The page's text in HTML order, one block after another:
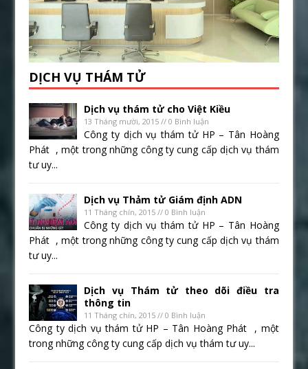
DỊCH VỤ THÁM TỬ
Dịch vụ thám tử cho Việt Kiều
13 Tháng mười, 2015 // 0 Bình luận
Công ty dịch vụ thám tử HP – Tân Hoàng
Phát , một trong những công ty cung cấp dịch vụ thám
tư uy...
Dịch vụ Thảm tử Giám định ADN
11 Tháng chín, 2015 // 0 Bình luận
Công ty dịch vụ thám tử HP – Tân Hoàng
Phát , một trong những công ty cung cấp dịch vụ thám
tư uy...
Dịch vụ Thám tử theo dõi điều tra
thông tin
11 Tháng chín, 2015 // 0 Bình luận
Công ty dịch vụ thám tử HP – Tân Hoàng Phát , một
trong những công ty cung cấp dịch vụ thám tư uy...